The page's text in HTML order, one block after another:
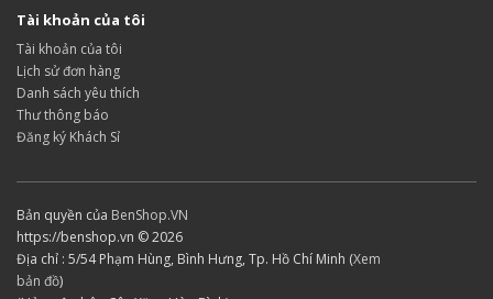
Tài khoản của tôi
Tài khoản của tôi
Lịch sử đơn hàng
Danh sách yêu thích
Thư thông báo
Đăng ký Khách Sỉ
Bản quyền của BenShop.VN
https://benshop.vn © 2026
Địa chỉ : 5/54 Phạm Hùng, Bình Hưng, Tp. Hồ Chí Minh (Xem
bản đồ)